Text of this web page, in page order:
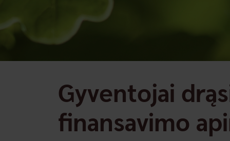
Gyventojai
finansavimo